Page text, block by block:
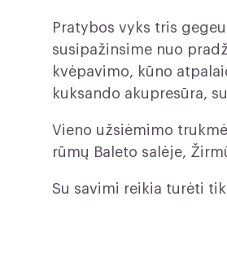
Pratybos vyks tris
susipažinsime nuo
kvėpavimo, kūno
kuksando akupresūra,
Vieno užsiėmimo
rūmų Baleto salėje,
Su savimi reikia turėti